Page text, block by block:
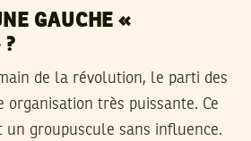
GAUCHE «
?
de la révolution, le parti des
organisation très puissante. Ce
un groupuscule sans influence.